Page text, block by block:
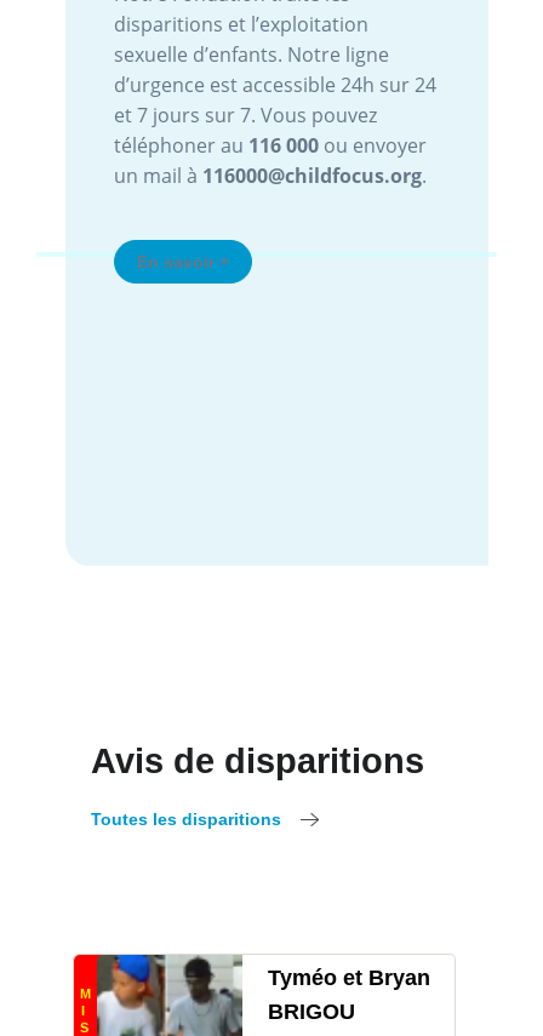
Chaque année, Child Focus reçoit
plus de 2.000 signalements
d`images d`abus sexuel d`enfants.
Aidez-nous à enrayer ce
phénomène et à protéger les
victimes en signalant ces images via
Avis de disparitions
Toutes les disparitions
M
I
S
Tyméo et Bryan
BRIGOU